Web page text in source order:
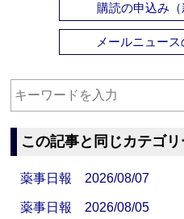
購読の申込み（
メールニュース
この記事と同じカテゴ
薬事日報 2026/08/07
薬事日報 2026/08/05